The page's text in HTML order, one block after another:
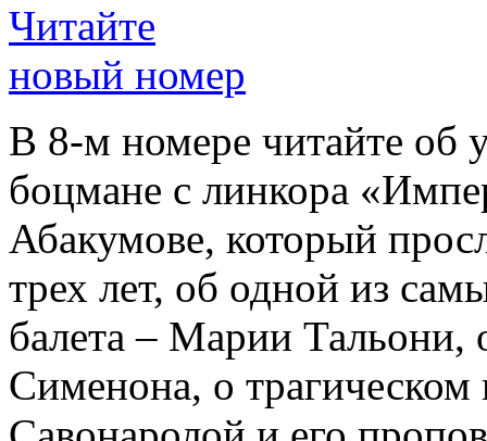
Читайте
новый номер
В 8-м номере читайте об
боцмане с линкора
Абакумове, который
трех лет, об одной из
балета – Марии
Сименона, о трагическом